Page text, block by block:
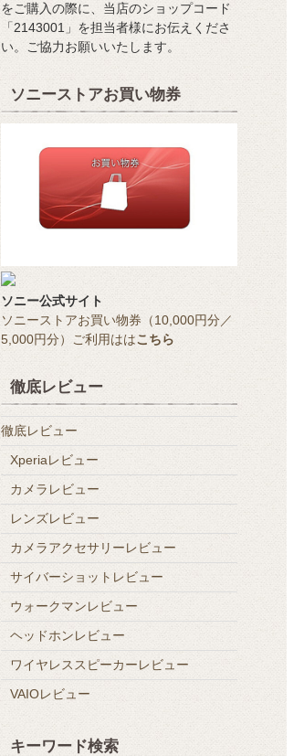
をご購入の際に、当店のショップコード
「2143001」を担当者様にお伝えくださ
い。ご協力お願いいたします。
ソニーストアお買い物券
ソニー公式サイト
ソニーストアお買い物券（10,000円分／
5,000円分）ご利用ははこちら
徹底レビュー
徹底レビュー
Xperiaレビュー
カメラレビュー
レンズレビュー
カメラアクセサリーレビュー
サイバーショットレビュー
ウォークマンレビュー
ヘッドホンレビュー
ワイヤレススピーカーレビュー
VAIOレビュー
キーワード検索